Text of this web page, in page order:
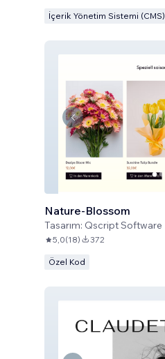
İçerik Yönetim Sistemi (CMS)
Nature-Blossom
Tasarım: Qscript Software
5,0(18) 372
Özel Kod